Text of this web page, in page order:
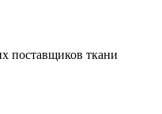
поставщиков ткани